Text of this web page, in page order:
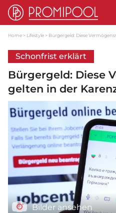
Home Lifestyle Bürgergeld: Diese
Schonfrist erklärt
Bürgergeld: Diese
gelten in der
Bilder ansehen